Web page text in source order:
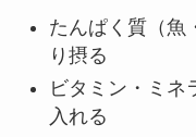
たんぱく質（魚
り摂る
ビタミン・ミネ
入れる